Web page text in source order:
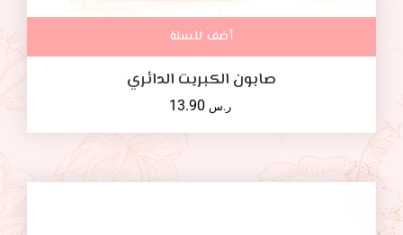
أضف للسلة
صابون الكبريت الدائري
ر.س